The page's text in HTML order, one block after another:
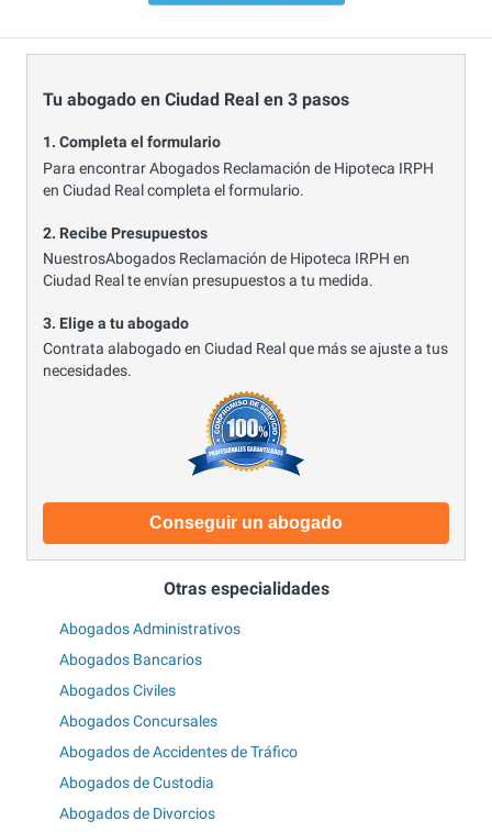
Tu abogado en Ciudad Real en 3 pasos
1. Completa el formulario
Para encontrar Abogados Reclamación de Hipoteca IRPH
en Ciudad Real completa el formulario.
2. Recibe Presupuestos
NuestrosAbogados Reclamación de Hipoteca IRPH en
Ciudad Real te envían presupuestos a tu medida.
3. Elige a tu abogado
Contrata alabogado en Ciudad Real que más se ajuste a tus
necesidades.
Conseguir un abogado
Otras especialidades
Abogados Administrativos
Abogados Bancarios
Abogados Civiles
Abogados Concursales
Abogados de Accidentes de Tráfico
Abogados de Custodia
Abogados de Divorcios